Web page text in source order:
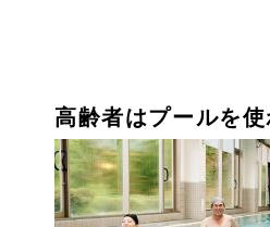
高齢者はプールを